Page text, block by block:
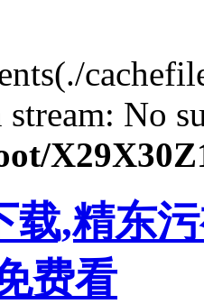
stream: No
载,精东
费看